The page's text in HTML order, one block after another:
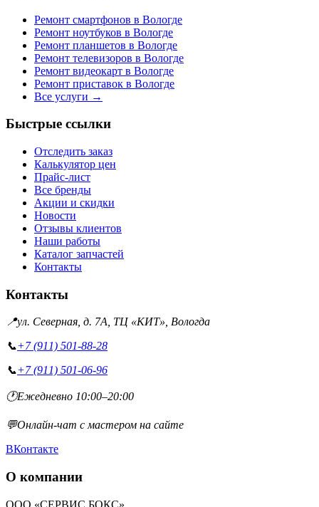
Ремонт смартфонов в Вологде
Ремонт ноутбуков в Вологде
Ремонт планшетов в Вологде
Ремонт телевизоров в Вологде
Ремонт видеокарт в Вологде
Ремонт приставок в Вологде
Все услуги →
Быстрые ссылки
Отследить заказ
Калькулятор цен
Прайс-лист
Все бренды
Акции и скидки
Новости
Отзывы клиентов
Наши работы
Каталог запчастей
Контакты
Контакты
📍ул. Северная, д. 7А, ТЦ «КИТ», Вологда
📞+7 (911) 501-88-28
📞+7 (911) 501-06-96
🕐Ежедневно 10:00–20:00
💬Онлайн-чат с мастером на сайте
ВКонтакте
О компании
ООО «СЕРВИС БОКС»